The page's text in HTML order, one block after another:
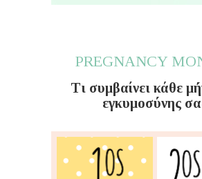
PREGNANCY
Τι συμβαίνει κάθε
εγκυμοσύνης